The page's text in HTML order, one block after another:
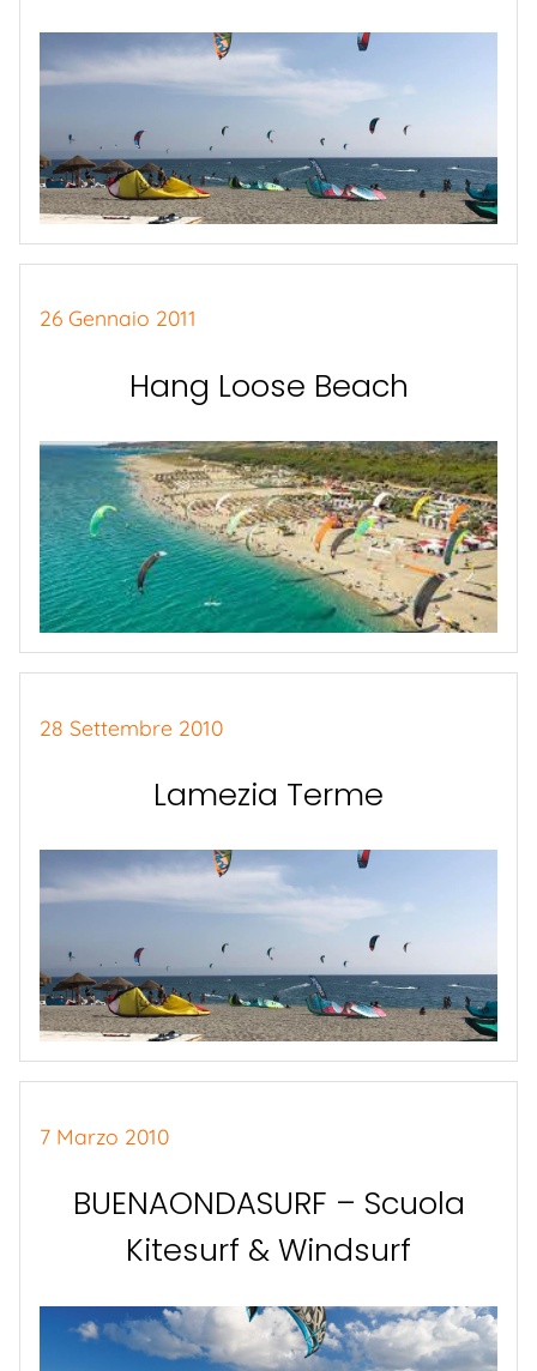
26 Gennaio 2011
Hang Loose Beach
28 Settembre 2010
Lamezia Terme
7 Marzo 2010
BUENAONDASURF – Scuola
Kitesurf & Windsurf